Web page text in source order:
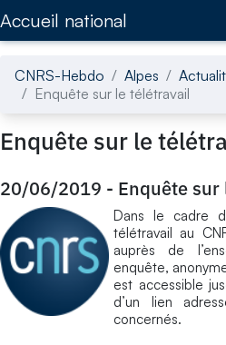
Accueil national
CNRS-Hebdo Alpes
Enquête sur le télétravail
Enquête sur le
20/06/2019 - Enquête
Dans le cadre
télétravail au
auprès de
enquête,
est accessible
d’un lien
concernés.